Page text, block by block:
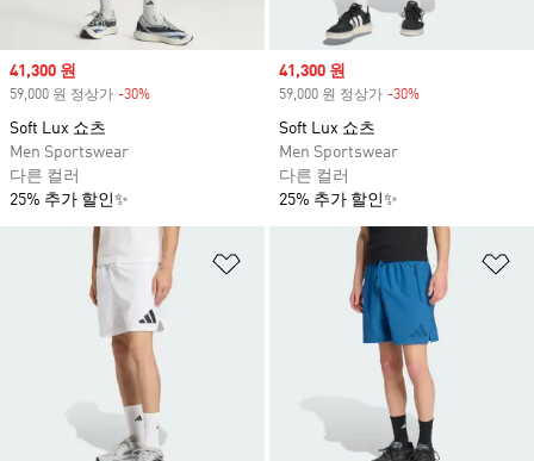
Sale price
41,300 원
59,000 원 정상가 -30%
Soft Lux 쇼츠
Men Sportswear
다른 컬러
25% 추가 할인✨
Sale price
41,300 원
59,000 원 정상가 -30%
Soft Lux 쇼츠
Men Sportswear
다른 컬러
25% 추가 할인✨
위시리스트 담기